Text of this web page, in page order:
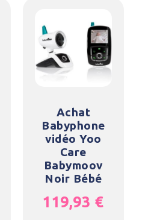
Achat
Babyphone
vidéo Yoo
Care
Babymoov
Noir Bébé
119,93 €